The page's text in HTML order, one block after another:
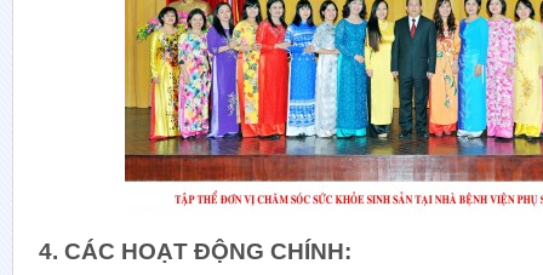
4. CÁC HOẠT ĐỘNG CHÍNH:
Khoa
Khoa
Khoa
Khoa
Khoa
Khoa
Khoa